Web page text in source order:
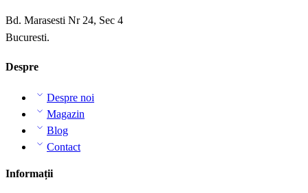
Bd. Marasesti Nr 24, Sec 4
Bucuresti.
Despre
Despre noi
Magazin
Blog
Contact
Informații